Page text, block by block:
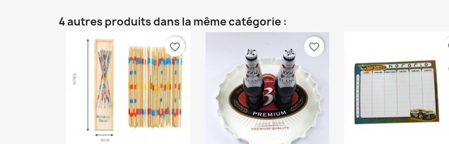
4 autres produits dans la même catégorie :
favorite_border favorite_border